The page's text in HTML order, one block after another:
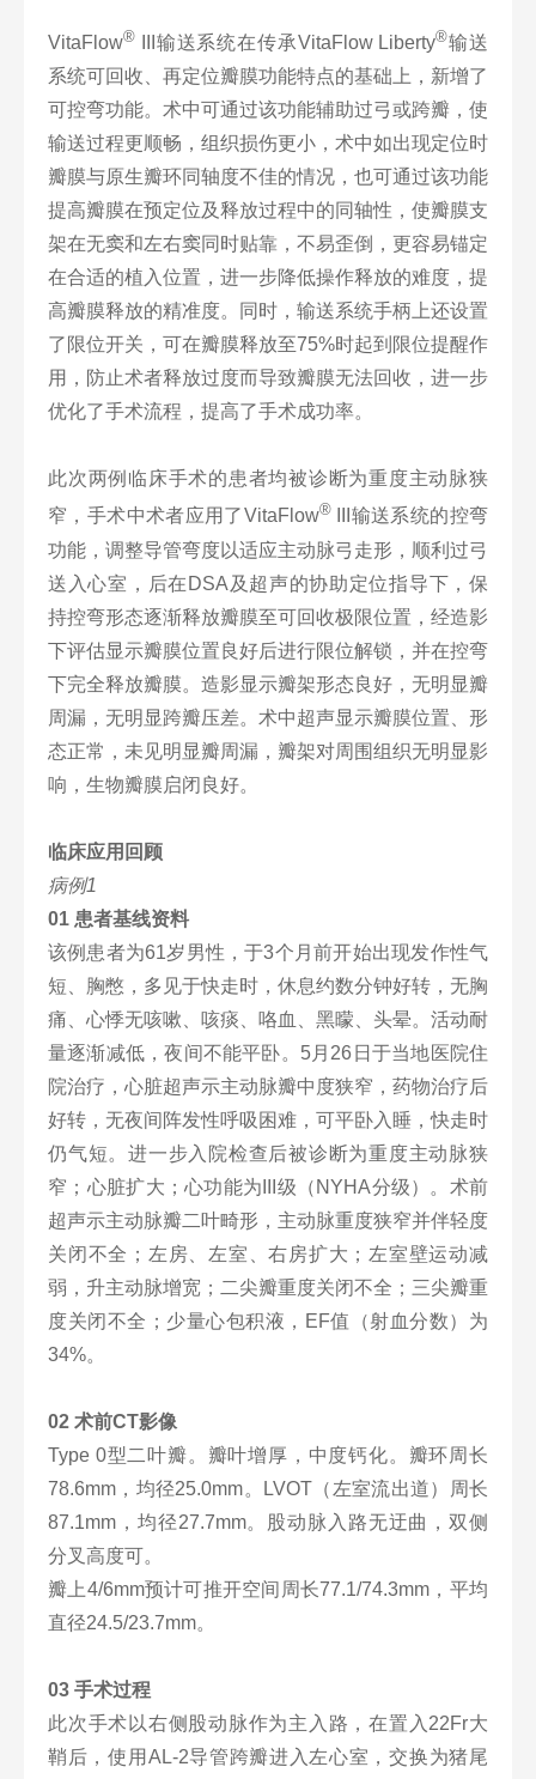
VitaFlow® III输送系统在传承VitaFlow Liberty®输送
系统可回收、再定位瓣膜功能特点的基础上，新增了
可控弯功能。术中可通过该功能辅助过弓或跨瓣，使
输送过程更顺畅，组织损伤更小，术中如出现定位时
瓣膜与原生瓣环同轴度不佳的情况，也可通过该功能
提高瓣膜在预定位及释放过程中的同轴性，使瓣膜支
架在无窦和左右窦同时贴靠，不易歪倒，更容易锚定
在合适的植入位置，进一步降低操作释放的难度，提
高瓣膜释放的精准度。同时，输送系统手柄上还设置
了限位开关，可在瓣膜释放至75%时起到限位提醒作
用，防止术者释放过度而导致瓣膜无法回收，进一步
优化了手术流程，提高了手术成功率。
此次两例临床手术的患者均被诊断为重度主动脉狭
窄，手术中术者应用了VitaFlow®III输送系统的控弯
功能，调整导管弯度以适应主动脉弓走形，顺利过弓
送入心室，后在DSA及超声的协助定位指导下，保
持控弯形态逐渐释放瓣膜至可回收极限位置，经造影
下评估显示瓣膜位置良好后进行限位解锁，并在控弯
下完全释放瓣膜。造影显示瓣架形态良好，无明显瓣
周漏，无明显跨瓣压差。术中超声显示瓣膜位置、形
态正常，未见明显瓣周漏，瓣架对周围组织无明显影
响，生物瓣膜启闭良好。
临床应用回顾
病例1
01 患者基线资料
该例患者为61岁男性，于3个月前开始出现发作性气
短、胸憋，多见于快走时，休息约数分钟好转，无胸
痛、心悸无咳嗽、咳痰、咯血、黑曚、头晕。活动耐
量逐渐减低，夜间不能平卧。5月26日于当地医院住
院治疗，心脏超声示主动脉瓣中度狭窄，药物治疗后
好转，无夜间阵发性呼吸困难，可平卧入睡，快走时
仍气短。进一步入院检查后被诊断为重度主动脉狭
窄；心脏扩大；心功能为III级（NYHA分级）。术前
超声示主动脉瓣二叶畸形，主动脉重度狭窄并伴轻度
关闭不全；左房、左室、右房扩大；左室壁运动减
弱，升主动脉增宽；二尖瓣重度关闭不全；三尖瓣重
度关闭不全；少量心包积液，EF值（射血分数）为
34%。
02 术前CT影像
Type 0型二叶瓣。瓣叶增厚，中度钙化。瓣环周长
78.6mm，均径25.0mm。LVOT（左室流出道）周长
87.1mm，均径27.7mm。股动脉入路无迂曲，双侧
分叉高度可。
瓣上4/6mm预计可推开空间周长77.1/74.3mm，平均
直径24.5/23.7mm。
03 手术过程
此次手术以右侧股动脉作为主入路，在置入22Fr大
鞘后，使用AL-2导管跨瓣进入左心室，交换为猪尾